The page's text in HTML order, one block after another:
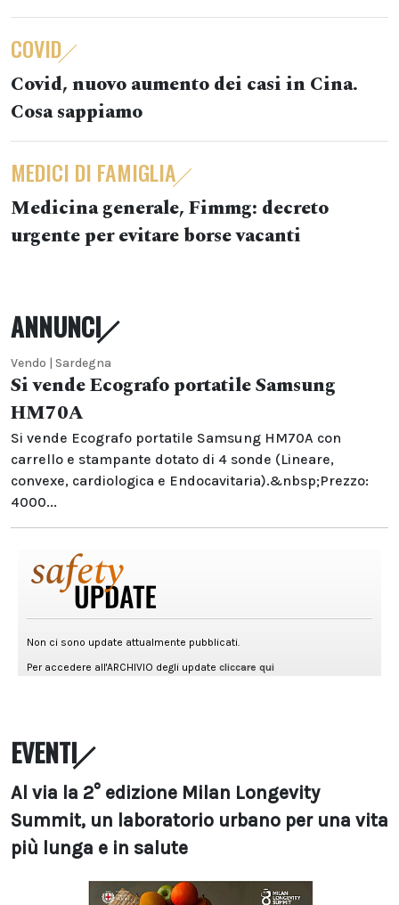
COVID
Covid, nuovo aumento dei casi in Cina.
Cosa sappiamo
MEDICI DI FAMIGLIA
Medicina generale, Fimmg: decreto
urgente per evitare borse vacanti
ANNUNCI
Vendo | Sardegna
Si vende Ecografo portatile Samsung
HM70A
Si vende Ecografo portatile Samsung HM70A con
carrello e stampante dotato di 4 sonde (Lineare,
convexe, cardiologica e Endocavitaria).&nbsp;Prezzo:
4000...
EVENTI
Al via la 2° edizione Milan Longevity
Summit, un laboratorio urbano per una vita
più lunga e in salute